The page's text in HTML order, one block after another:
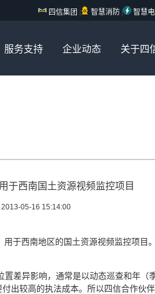
智慧
智慧消防
四信集团
服务支持 企业动态 关于四
于西南国土资源视频监控项目
2013-05-16 15:14:00
西南地区的国土资源视频监控项目。
异影响，通常是以动态巡查和年（
出较高的执法成本。所以四信合作伙